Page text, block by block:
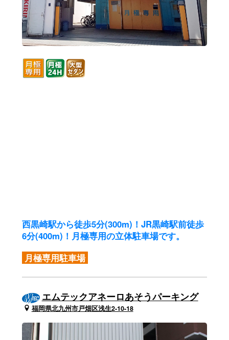
西黒崎駅から徒歩5分(300m)！JR黒崎駅前徒歩
6分(400m)！ 月極専用の立体駐車場です。
月極専用駐車場
エムテックアネーロあそうパーキング
福岡県北九州市戸畑区浅生2-10-18